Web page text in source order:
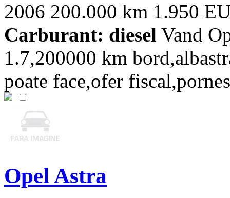
2006 200.000 km 1.950
Carburant: diesel Vand
1.7,200000 km
poate face,ofer
Opel Astra